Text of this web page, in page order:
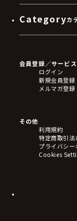
Categoryカ
フィギュア
アクリルス
バッジ
キーホルダ
ステッカー
タペストリ
アームサポ
ブレードホ
食品・飲料
会員登録／サービス
ログイン
新規会員登録
メルマガ登録
その他
利用規約
特定商取引
プライバシー
Cookies